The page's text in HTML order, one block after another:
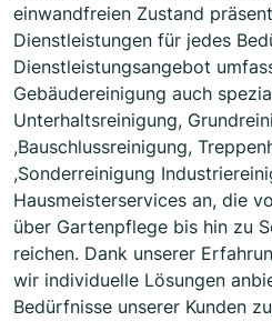
einwandfreien Zustand
Dienstleistungen für jedes
Dienstleistungsangebot
Gebäudereinigung auch
Unterhaltsreinigung,
,Bauschlussreinigung,
,Sonderreinigung
Hausmeisterservices an, die
über Gartenpflege bis hin zu
reichen. Dank unserer
wir individuelle Lösungen
Bedürfnisse unserer Kunden